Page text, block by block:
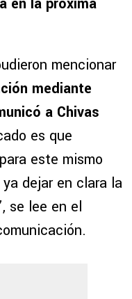
mencionar
mediante
a Chivas
es que
este mismo
dejar en clara la
se lee en el